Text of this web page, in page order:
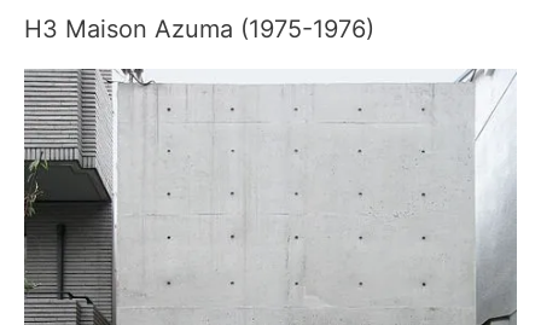
H3 Maison Azuma (1975-1976)